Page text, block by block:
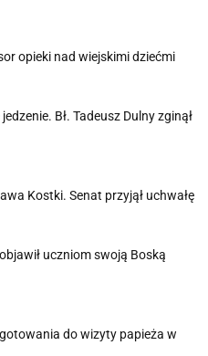
opieki nad wiejskimi dziećmi
Bł. Tadeusz Dulny zginął
Kostki. Senat przyjął uchwałę
uczniom swoją Boską
do wizyty papieża w